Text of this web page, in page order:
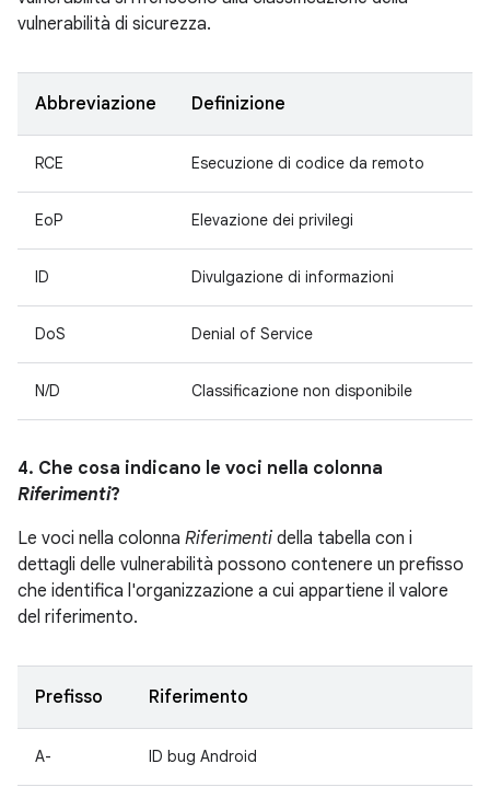
vulnerabilità di sicurezza.
Abbreviazione Definizione
RCE Esecuzione di codice da remoto
EoP Elevazione dei privilegi
ID Divulgazione di informazioni
DoS Denial of Service
N/D Classificazione non disponibile
4. Che cosa indicano le voci nella colonna
Riferimenti?
Le voci nella colonna Riferimenti della tabella con i
dettagli delle vulnerabilità possono contenere un prefisso
che identifica l'organizzazione a cui appartiene il valore
del riferimento.
Prefisso Riferimento
A- ID bug Android